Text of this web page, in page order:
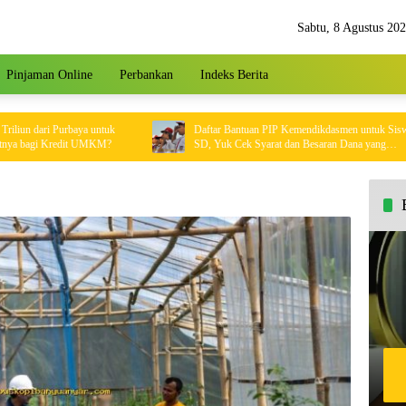
Sabtu, 8 Agustus
Pinjaman Online Perbankan Indeks Berita
Purbaya untuk
Kredit UMKM?
Daftar Bantuan PIP Kemendikdasmen untuk Siswa
SD, Yuk Cek Syarat dan Besaran Dana yang
Diterima!